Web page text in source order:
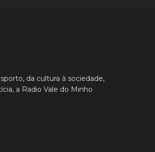
da cultura à sociedade,
a Radio Vale do Minho